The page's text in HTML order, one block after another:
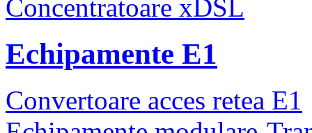
Concentratoare xDSL
Echipamente E1
Convertoare acces retea E1